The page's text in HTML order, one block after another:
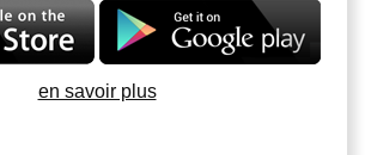
en savoir plus